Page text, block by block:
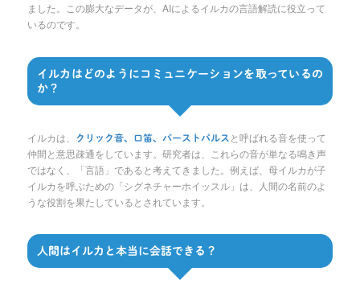
ました。この膨大なデータが、AIによるイルカの言語解読に役立って
いるのです。
イルカはどのようにコミュニケーションを取っているの
か？
イルカは、 クリック音、口笛、バーストパルス と呼ばれる音を使って
仲間と意思疎通をしています。研究者は、これらの音が単なる鳴き声
ではなく、「言語」であると考えてきました。例えば、母イルカが子
イルカを呼ぶための「シグネチャーホイッスル」は、人間の名前のよ
うな役割を果たしているとされています。
人間はイルカと本当に会話できる？